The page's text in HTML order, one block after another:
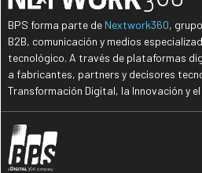
BPS forma parte de Nextwork360,
B2B, comunicación y medios
tecnológico. A través de plataformas
a fabricantes, partners y decisores
Transformación Digital, la Innovación y